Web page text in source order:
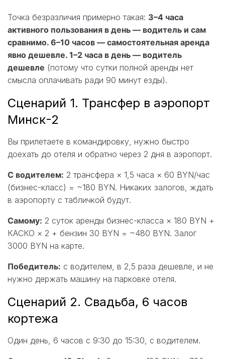
Точка безразличия примерно такая: 3–4 часа
активного пользования в день — водитель и сам
сравнимо. 6–10 часов — самостоятельная аренда
явно дешевле. 1–2 часа в день — водитель
дешевле (потому что сутки полной аренды нет
смысла оплачивать ради 90 минут езды).
Сценарий 1. Трансфер в аэропорт
Минск-2
Вы прилетаете в командировку, нужно быстро
доехать до отеля и обратно через 2 дня в аэропорт.
С водителем: 2 трансфера × 1,5 часа × 60 BYN/час
(бизнес-класс) = ~180 BYN. Никаких залогов, ждать
в аэропорту с табличкой будут.
Самому: 2 суток аренды бизнес-класса × 180 BYN +
КАСКО × 2 + бензин 30 BYN = ~480 BYN. Залог
3000 BYN на карте.
Победитель: с водителем, в 2,5 раза дешевле, и не
нужно держать машину на парковке отеля.
Сценарий 2. Свадьба, 6 часов
кортежа
Один день, 6 часов с 9:30 до 15:30, с водителем.